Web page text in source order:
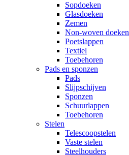
Sopdoeken
Glasdoeken
Zemen
Non-woven doeken
Poetslappen
Textiel
Toebehoren
Pads en sponzen
Pads
Slijpschijven
Sponzen
Schuurlappen
Toebehoren
Stelen
Telescoopstelen
Vaste stelen
Steelhouders